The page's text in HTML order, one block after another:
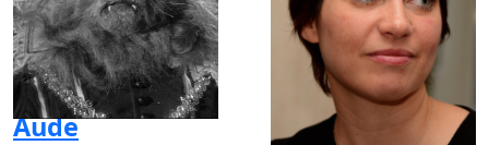
Aude
Aurélia Caton